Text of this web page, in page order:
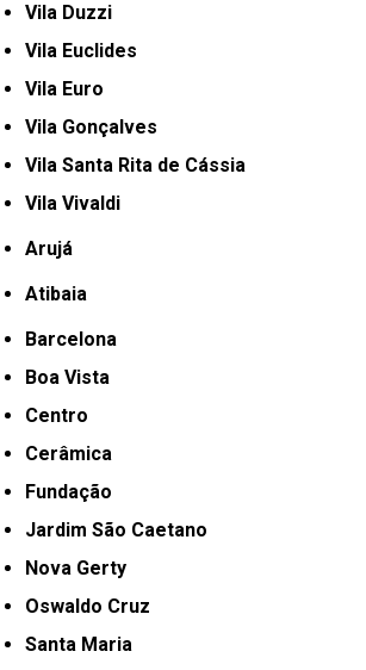
Vila Duzzi
Vila Euclides
Vila Euro
Vila Gonçalves
Vila Santa Rita de Cássia
Vila Vivaldi
Arujá
Atibaia
Barcelona
Boa Vista
Centro
Cerâmica
Fundação
Jardim São Caetano
Nova Gerty
Oswaldo Cruz
Santa Maria